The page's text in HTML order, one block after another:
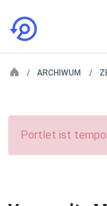
ARCHIWUM
Portlet ist